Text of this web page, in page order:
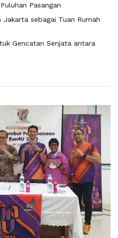
Pasangan
Jakarta sebagai Tuan Rumah
Gencatan Senjata antara